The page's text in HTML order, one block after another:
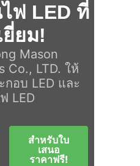
ฟ LED ที่
ยี่ยม!
Mason
Co., LTD. ให้
กอบ LED และ
LED
สําหรับใบ
เสนอ
ราคาฟรี!